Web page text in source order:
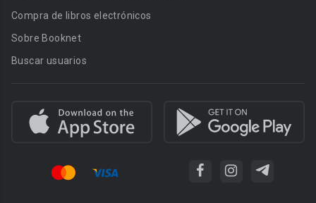
Compra de libros electrónicos
Sobre Booknet
Buscar usuarios